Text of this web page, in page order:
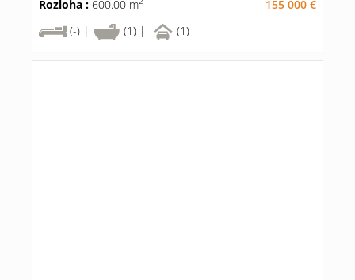
Rozloha : 600.00 m
155 000 €
(-) |
(1) | (1)